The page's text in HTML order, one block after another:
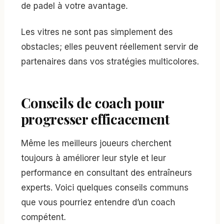
de padel à votre avantage.
Les vitres ne sont pas simplement des
obstacles; elles peuvent réellement servir de
partenaires dans vos stratégies multicolores.
Conseils de coach pour
progresser efficacement
Même les meilleurs joueurs cherchent
toujours à améliorer leur style et leur
performance en consultant des entraîneurs
experts. Voici quelques conseils communs
que vous pourriez entendre d’un coach
compétent.